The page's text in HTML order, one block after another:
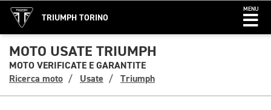
TRIUMPH TORINO
MENU
MOTO USATE TRIUMPH
MOTO VERIFICATE E GARANTITE
Ricerca moto
Usate Triumph